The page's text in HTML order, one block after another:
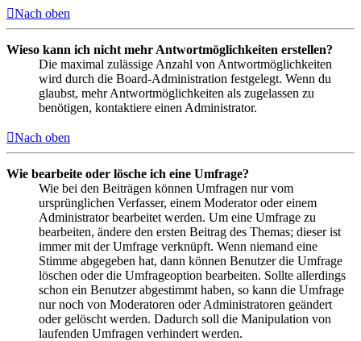
Nach oben
Wieso kann ich nicht mehr Antwortmöglichkeiten erstellen?
Die maximal zulässige Anzahl von Antwortmöglichkeiten
wird durch die Board-Administration festgelegt. Wenn du
glaubst, mehr Antwortmöglichkeiten als zugelassen zu
benötigen, kontaktiere einen Administrator.
Nach oben
Wie bearbeite oder lösche ich eine Umfrage?
Wie bei den Beiträgen können Umfragen nur vom
ursprünglichen Verfasser, einem Moderator oder einem
Administrator bearbeitet werden. Um eine Umfrage zu
bearbeiten, ändere den ersten Beitrag des Themas; dieser ist
immer mit der Umfrage verknüpft. Wenn niemand eine
Stimme abgegeben hat, dann können Benutzer die Umfrage
löschen oder die Umfrageoption bearbeiten. Sollte allerdings
schon ein Benutzer abgestimmt haben, so kann die Umfrage
nur noch von Moderatoren oder Administratoren geändert
oder gelöscht werden. Dadurch soll die Manipulation von
laufenden Umfragen verhindert werden.